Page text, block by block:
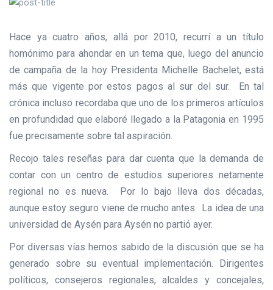
Hace ya cuatro años, allá por 2010, recurrí a un título
homónimo para ahondar en un tema que, luego del anuncio
de campaña de la hoy Presidenta Michelle Bachelet, está
más que vigente por estos pagos al sur del sur. En tal
crónica incluso recordaba que uno de los primeros artículos
en profundidad que elaboré llegado a la Patagonia en 1995
fue precisamente sobre tal aspiración.
Recojo tales reseñas para dar cuenta que la demanda de
contar con un centro de estudios superiores netamente
regional no es nueva. Por lo bajo lleva dos décadas,
aunque estoy seguro viene de mucho antes. La idea de una
universidad de Aysén para Aysén no partió ayer.
Por diversas vías hemos sabido de la discusión que se ha
generado sobre su eventual implementación. Dirigentes
políticos, consejeros regionales, alcaldes y concejales,